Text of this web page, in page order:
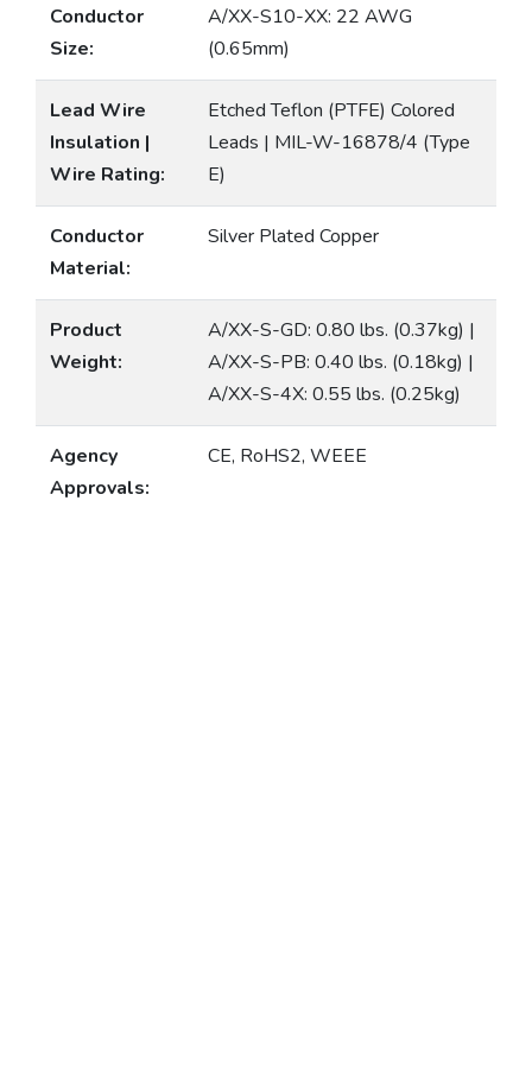
Conductor
Size:
A/XX-S10-XX: 22 AWG
(0.65mm)
Lead Wire
Insulation |
Wire Rating:
Etched Teflon (PTFE) Colored
Leads | MIL-W-16878/4 (Type
E)
Conductor
Material:
Silver Plated Copper
Product
Weight:
A/XX-S-GD: 0.80 lbs. (0.37kg) |
A/XX-S-PB: 0.40 lbs. (0.18kg) |
A/XX-S-4X: 0.55 lbs. (0.25kg)
Agency
Approvals:
CE, RoHS2, WEEE